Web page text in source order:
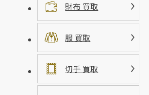
財布 買取
服 買取
切手 買取